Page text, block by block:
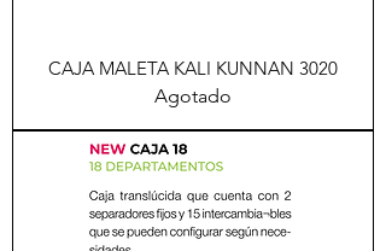
CAJA MALETA KALI KUNNAN 3020
Agotado